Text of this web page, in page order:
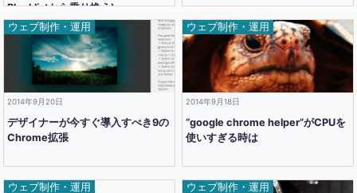
Blocklistから乗り換え)
ウェブ制作・運用
2014年9月20日
デザイナーが今すぐ導入すべき9の
Chrome拡張
ウェブ制作・運用
2014年9月18日
“google chrome helper”がCPUを
使いすぎる時は
ウェブ制作・運用
2013年10月20日 ウェブ制作・運用